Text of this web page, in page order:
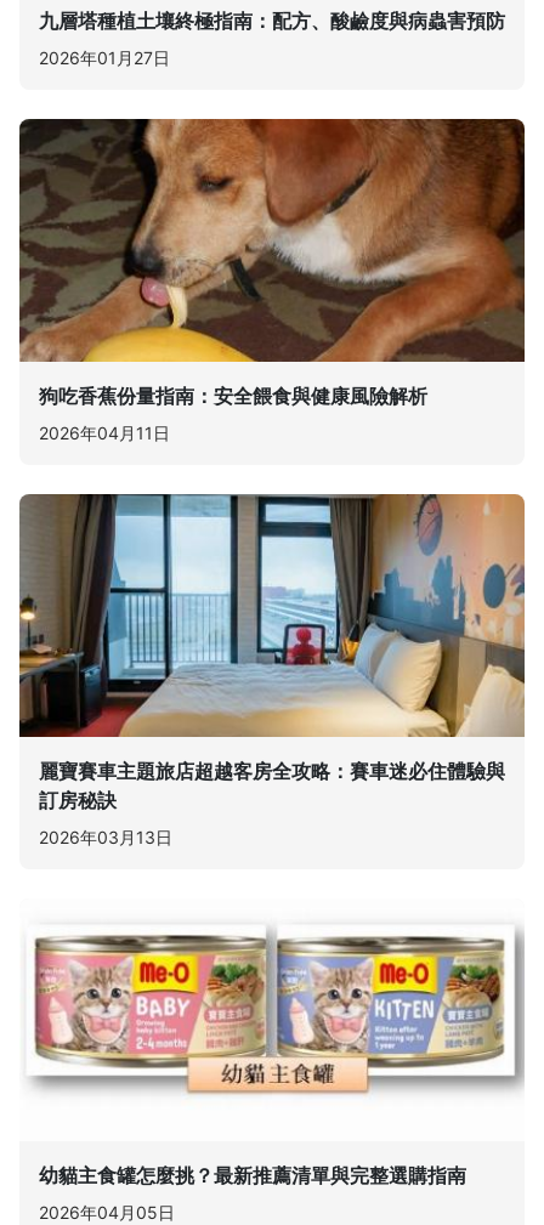
九層塔種植土壤終極指南：配方、酸鹼度與病蟲害預防
2026年01月27日
狗吃香蕉份量指南：安全餵食與健康風險解析
2026年04月11日
麗寶賽車主題旅店超越客房全攻略：賽車迷必住體驗與
訂房秘訣
2026年03月13日
幼貓主食罐怎麼挑？最新推薦清單與完整選購指南
2026年04月05日